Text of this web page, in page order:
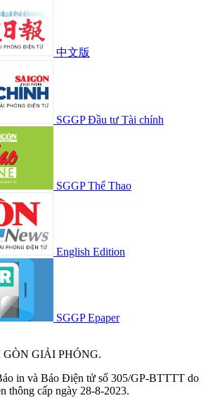
中文版
SGGP Đầu tư Tài chính
SGGP Thể Thao
English Edition
SGGP Epaper
GÒN GIẢI PHÓNG.
in và Báo Điện tử số 305/GP-BTTTT do
thông cấp ngày 28-8-2023.